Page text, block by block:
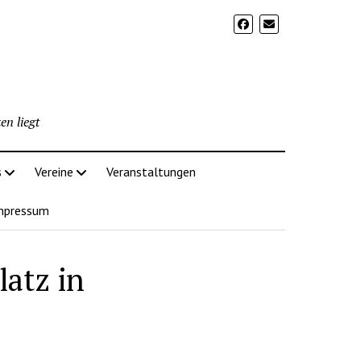
liegt
Vereine Veranstaltungen
in